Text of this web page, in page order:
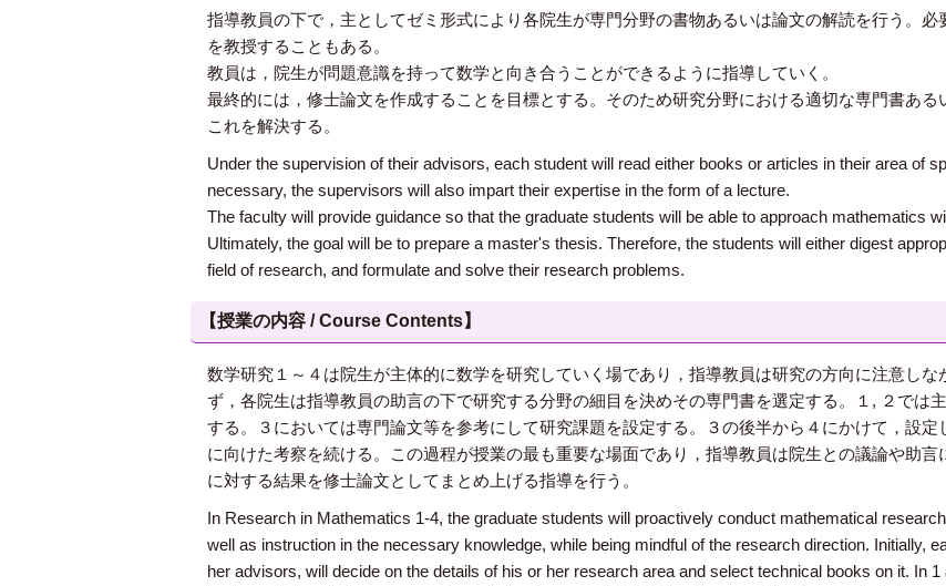
指導教員の下で，主としてゼミ形式により各院生が専門分野の書物あるいは論文の解読を行う。
を教授することもある。
教員は，院生が問題意識を持って数学と向き合うことができるように指導していく。
最終的には，修士論文を作成することを目標とする。そのため研究分野における適切な専門書あ
これを解決する。
Under the supervision of their advisors, each student will read either books or articles in their area of
necessary, the supervisors will also impart their expertise in the form of a lecture.
The faculty will provide guidance so that the graduate students will be able to approach mathematics
Ultimately, the goal will be to prepare a master's thesis. Therefore, the students will either digest
field of research, and formulate and solve their research problems.
【授業の内容 / Course Contents】
数学研究１～４は院生が主体的に数学を研究していく場であり，指導教員は研究の方向に注意し
ず，各院生は指導教員の助言の下で研究する分野の細目を決めその専門書を選定する。１, ２では
する。３においては専門論文等を参考にして研究課題を設定する。３の後半から４にかけて，設
に向けた考察を続ける。この過程が授業の最も重要な場面であり，指導教員は院生との議論や助
に対する結果を修士論文としてまとめ上げる指導を行う。
In Research in Mathematics 1-4, the graduate students will proactively conduct mathematical
well as instruction in the necessary knowledge, while being mindful of the research direction. Initially,
her advisors, will decide on the details of his or her research area and select technical books on it. In